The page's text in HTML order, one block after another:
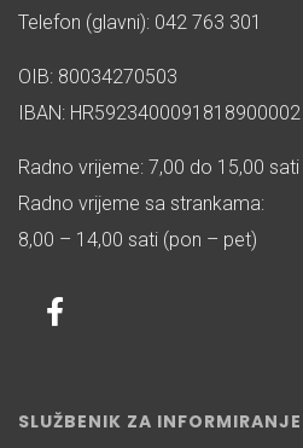
Telefon (glavni): 042 763 301
OIB: 80034270503
IBAN: HR5923400091818900002
Radno vrijeme: 7,00 do 15,00 sati
Radno vrijeme sa strankama:
8,00 – 14,00 sati (pon – pet)
SLUŽBENIK ZA INFORMIRANJE